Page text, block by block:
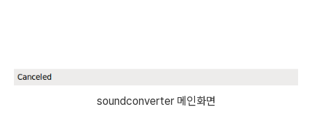
soundconverter 메인화면